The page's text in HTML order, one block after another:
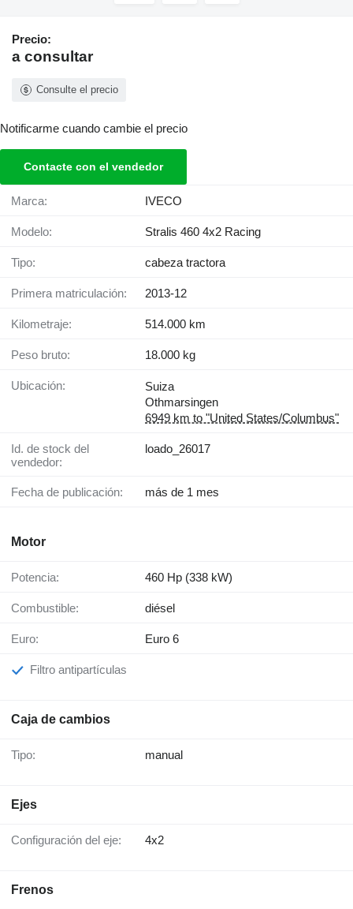
Precio:
a consultar
Consulte el precio
Notificarme cuando cambie el precio
Contacte con el vendedor
Marca: IVECO
Modelo: Stralis 460 4x2 Racing
Tipo: cabeza tractora
Primera matriculación: 2013-12
Kilometraje: 514.000 km
Peso bruto: 18.000 kg
Ubicación:
Suiza
Othmarsingen
6949 km to "United States/Columbus"
Id. de stock del
vendedor:
loado_26017
Fecha de publicación: más de 1 mes
Motor
Potencia: 460 Hp (338 kW)
Combustible: diésel
Euro: Euro 6
Filtro antipartículas
Caja de cambios
Tipo: manual
Ejes
Configuración del eje: 4x2
Frenos